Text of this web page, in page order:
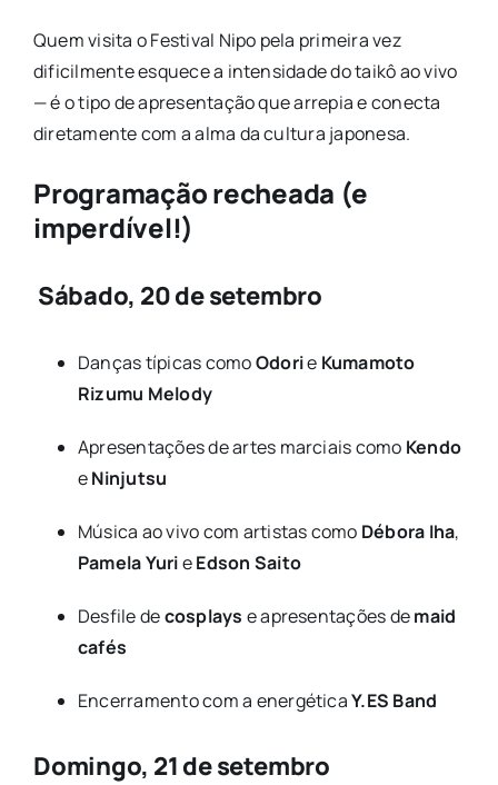
Quem visita o Festival Nipo pela primeira vez
dificilmente esquece a intensidade do taikô ao vivo
— é o tipo de apresentação que arrepia e conecta
diretamente com a alma da cultura japonesa.
Programação recheada (e
imperdível!)
Sábado, 20 de setembro
Danças típicas comoOdorie Kumamoto
Rizumu Melody
Apresentações de artes marciais como Kendo
eNinjutsu
Música ao vivo com artistas como Débora Iha,
Pamela YurieEdson Saito
Desfile decosplays e apresentações demaid
cafés
Encerramento com a energéticaY.ES Band
Domingo, 21 de setembro